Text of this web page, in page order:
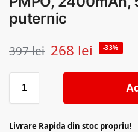
puternic
397lei 268 lei -33%
Livrare Rapida din stoc propriu!